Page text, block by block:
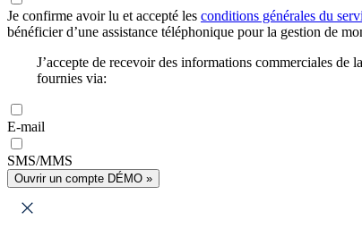
Je confirme avoir lu et accepté les conditions générales du
bénéficier d’une assistance téléphonique pour la gestion de
J’accepte de recevoir des informations commerciales
fournies via:
E-mail
SMS/MMS
Ouvrir un compte DÉMO »